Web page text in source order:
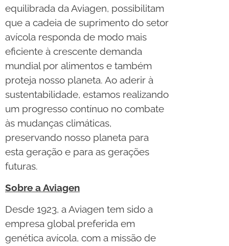
equilibrada da Aviagen, possibilitam
que a cadeia de suprimento do setor
avícola responda de modo mais
eficiente à crescente demanda
mundial por alimentos e também
proteja nosso planeta. Ao aderir à
sustentabilidade, estamos realizando
um progresso contínuo no combate
às mudanças climáticas,
preservando nosso planeta para
esta geração e para as gerações
futuras.
Sobre a Aviagen
Desde 1923, a Aviagen tem sido a
empresa global preferida em
genética avícola, com a missão de